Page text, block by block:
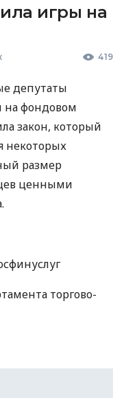
игры на
419
депутаты
на фондовом
закон, который
некоторых
размер
ценными
торгово-